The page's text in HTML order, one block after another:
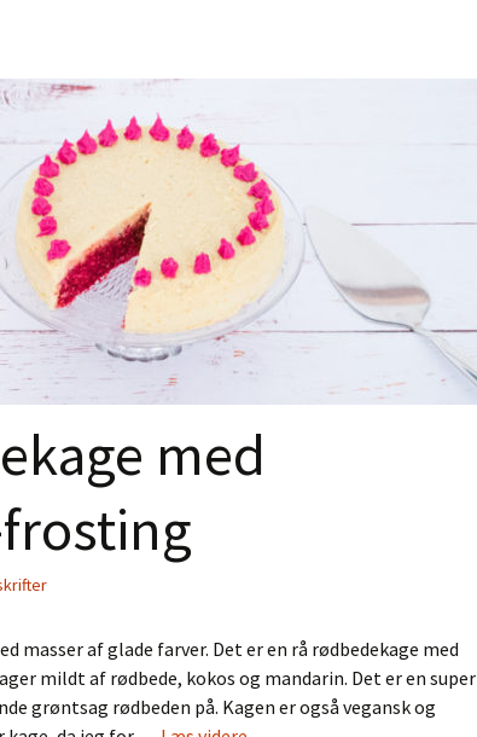
med
masser af glade farver. Det er en rå rødbedekage med
mildt af rødbede, kokos og mandarin. Det er en super
grøntsag rødbeden på. Kagen er også vegansk og